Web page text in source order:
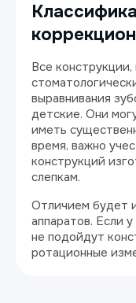
Все
выравнивания
детские. Они
иметь
время, важно
конструкций
слепкам.
Отличием будет
аппаратов. Если
не подойдут
ротационные